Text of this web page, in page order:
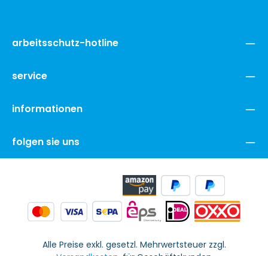
arbeitsschutz-hotline
service
informationen
folgen sie uns
Alle Preise exkl. gesetzl. Mehrwertsteuer zzgl.